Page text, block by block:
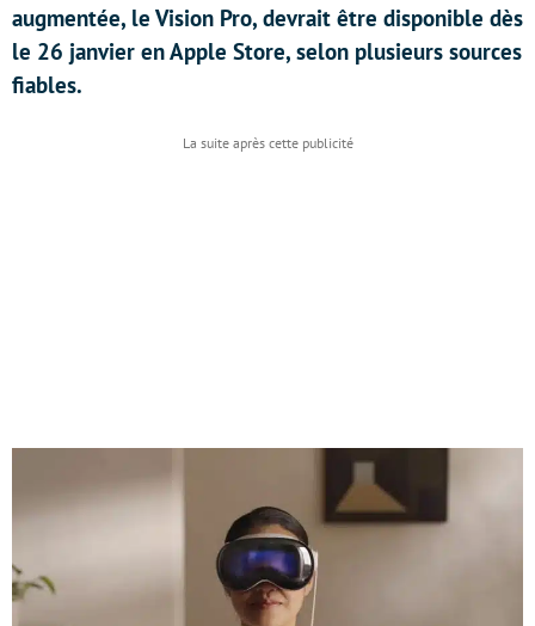
augmentée, le Vision Pro, devrait être disponible dès
le 26 janvier en Apple Store, selon plusieurs sources
fiables.